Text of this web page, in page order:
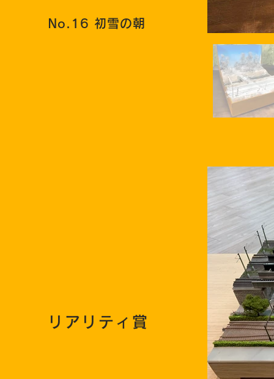
No.16 初雪の朝
リアリティ賞